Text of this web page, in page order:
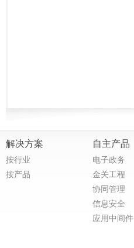
解决方案
按行业
按产品
自主产品
电子政务
金关工程
协同管理
信息安全
应用中间件